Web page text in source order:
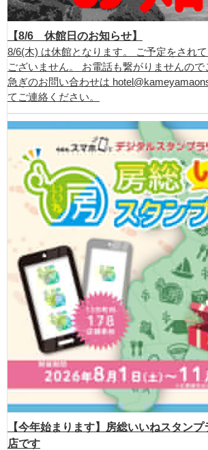
【8/6 休館日のお知らせ】
8/6(木) は休館となります。 ご予定をされ
ございません。 お電話も繋がりませんので
急ぎのお問い合わせは
てご連絡ください。
【今年始まります】房総いいねスタン
店です